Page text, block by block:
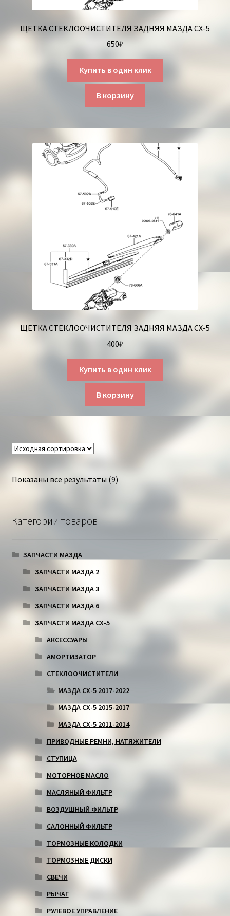
ЩЕТКА СТЕКЛООЧИСТИТЕЛЯ ЗАДНЯЯ МАЗДА СХ-5
650₽
Купить в один клик
В корзину
ЩЕТКА СТЕКЛООЧИСТИТЕЛЯ ЗАДНЯЯ МАЗДА СХ-5
400₽
Купить в один клик
В корзину
Показаны все результаты (9)
Категории товаров
ЗАПЧАСТИ МАЗДА
ЗАПЧАСТИ МАЗДА 2
ЗАПЧАСТИ МАЗДА 3
ЗАПЧАСТИ МАЗДА 6
ЗАПЧАСТИ МАЗДА СХ-5
АКСЕССУАРЫ
АМОРТИЗАТОР
СТЕКЛООЧИСТИТЕЛИ
МАЗДА СХ-5 2017-2022
МАЗДА СХ-5 2015-2017
МАЗДА СХ-5 2011-2014
ПРИВОДНЫЕ РЕМНИ, НАТЯЖИТЕЛИ
СТУПИЦА
МОТОРНОЕ МАСЛО
МАСЛЯНЫЙ ФИЛЬТР
ВОЗДУШНЫЙ ФИЛЬТР
САЛОННЫЙ ФИЛЬТР
ТОРМОЗНЫЕ КОЛОДКИ
ТОРМОЗНЫЕ ДИСКИ
СВЕЧИ
РЫЧАГ
РУЛЕВОЕ УПРАВЛЕНИЕ